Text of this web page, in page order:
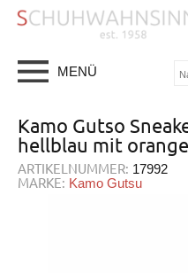
MENÜ
Kamo Gutso
hellblau mit orange
ARTIKELNUMMER: 17992
MARKE: Kamo Gutsu